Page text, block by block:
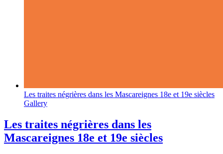
Les traites négrières dans les Mascareignes 18e et 19e siècles
Gallery
Les traites négrières dans les
Mascareignes 18e et 19e siècles